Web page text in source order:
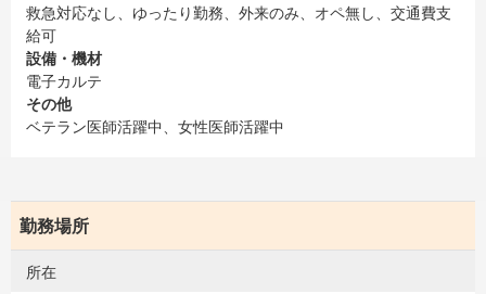
救急対応なし、ゆったり勤務、外来のみ、オペ無し、交通費支
給可
設備・機材
電子カルテ
その他
ベテラン医師活躍中、女性医師活躍中
勤務場所
所在